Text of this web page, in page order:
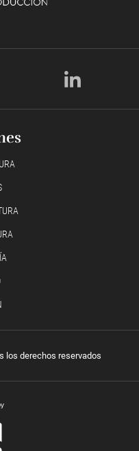
los derechos reservados